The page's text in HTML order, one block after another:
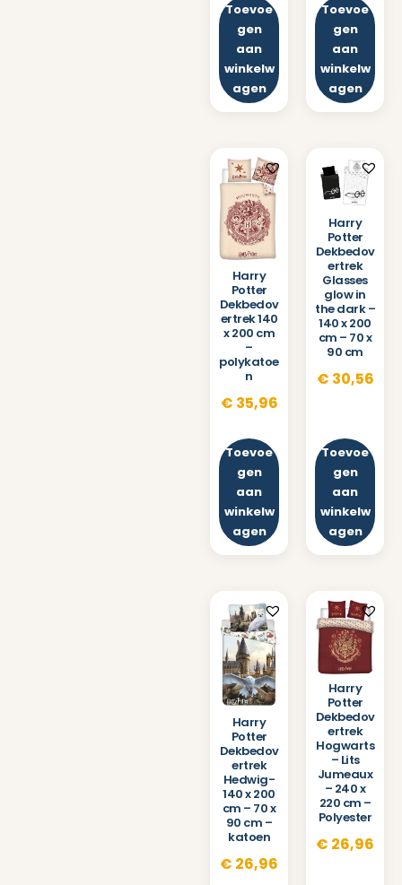
Toevoe
gen
aan
winkelw
agen
Toevoe
gen
aan
winkelw
agen
Harry
Potter
Dekbedov
ertrek 140
x 200 cm
–
polykatoe
n
€ 35,96
Toevoe
gen
aan
winkelw
agen
Harry
Potter
Dekbedov
ertrek
Glasses
glow in
the dark –
140 x 200
cm – 70 x
90 cm
€ 30,56
Toevoe
gen
aan
winkelw
agen
Harry
Potter
Dekbedov
ertrek
Hedwig-
140 x 200
cm – 70 x
90 cm –
katoen
€ 26,96
Harry
Potter
Dekbedov
ertrek
Hogwarts
– Lits
Jumeaux
– 240 x
220 cm –
Polyester
€ 26,96